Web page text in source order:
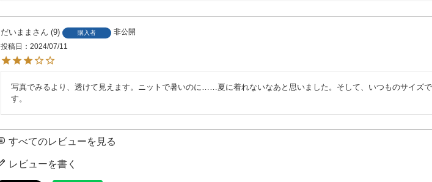
だいまま 9 購入者
非公開
投稿日
2024/07/11
写真でみるより、透けて見えます。ニットで暑いのに……夏に着れないなあと思いました。そして、いつものサイズ
す。
すべてのレビューを見る
レビューを書く